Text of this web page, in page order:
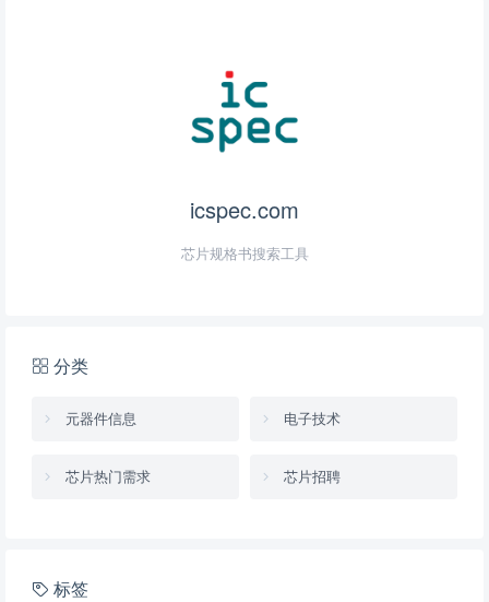
icspec.com
芯片规格书搜索工具
分类
元器件信息 电子技术
芯片热门需求 芯片招聘
标签